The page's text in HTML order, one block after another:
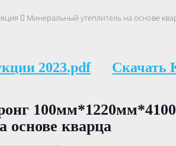
Минеральный утеплитель на основе
2023.pdf Скачать
основе кварца